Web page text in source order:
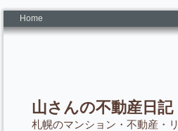
Home
山さんの不動産日記
札幌のマンション・不動産・